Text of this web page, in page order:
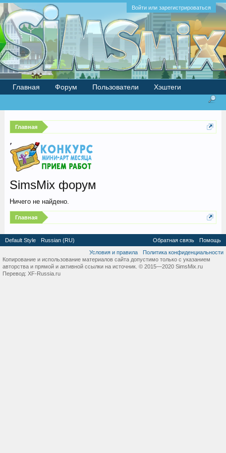
Войти или зарегистрироваться
Главная
SimsMix форум
Ничего не найдено.
Главная
Главная Форум Пользователи Хэштеги
Default Style Russian (RU) Обратная связь
Помощь
Условия и правила
Политика конфиденциальности
Копирование и использование материалов сайта допустимо только с указанием
авторства и прямой и активной ссылки на источник. © 2015—2020 SimsMix.ru
Перевод: XF-Russia.ru